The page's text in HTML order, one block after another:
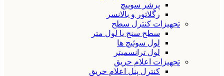
پرشر سوییچ
رگلاتور و بالانسر
تجهیزات کنترل سطح
سطح سنج یا لول متر
لول سوئیچ ها
لول ترانسمیتر
تجهیزات اعلام حریق
کنترل پنل اعلام حریق